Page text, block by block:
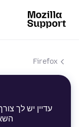
Firefox
עדיין יש לך